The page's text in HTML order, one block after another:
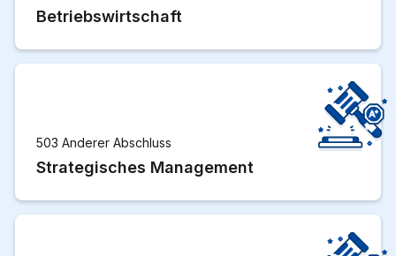
Betriebswirtschaft
503 Anderer Abschluss
Strategisches Management